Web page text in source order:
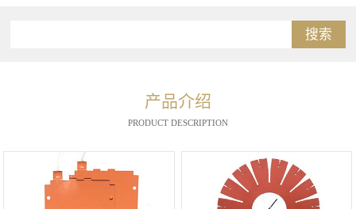
搜索
产品介绍
PRODUCT DESCRIPTION